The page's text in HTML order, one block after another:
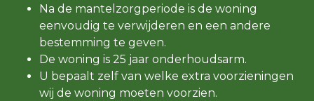
Na de mantelzorgperiode is de woning
eenvoudig te verwijderen en een andere
bestemming te geven.
De woning is 25 jaar onderhoudsarm.
U bepaalt zelf van welke extra voorzieningen
wij de woning moeten voorzien.